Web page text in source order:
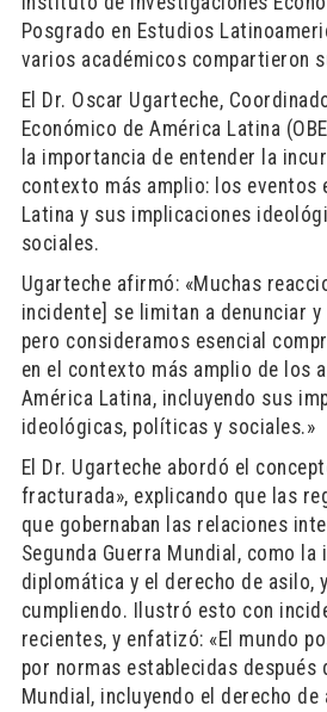
Posgrado en Estudios
varios académicos compartieron
El Dr. Oscar Ugarteche,
Económico de América Latina
la importancia de entender la
contexto más amplio: los eventos
Latina y sus implicaciones
sociales.
Ugarteche afirmó: «Muchas
incidente] se limitan a denunciar y
pero consideramos esencial
en el contexto más amplio de los
América Latina, incluyendo sus
ideológicas, políticas y sociales.»
El Dr. Ugarteche abordó el
fracturada», explicando que las
que gobernaban las relaciones
Segunda Guerra Mundial, como la
diplomática y el derecho de asilo,
cumpliendo. Ilustró esto con
recientes, y enfatizó: «El mundo
por normas establecidas después
Mundial, incluyendo el derecho de